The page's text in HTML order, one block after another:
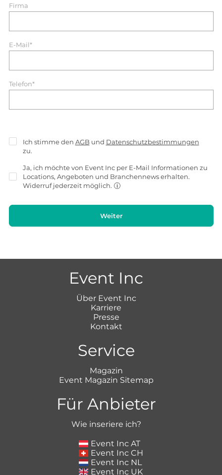
Firma
E-Mail*
Telefon*
Ich stimme den AGB und Datenschutzbestimmungen
zu.
Ja, ich möchte von Event Inc per E-Mail Informationen zu
Locations, Angeboten und Branchennews erhalten.
Widerruf jederzeit möglich.
Weiter
Event Inc
Über Event Inc
Karriere
Presse
Kontakt
Service
Magazin
Event Magazin Sitemap
Für Anbieter
Wie inseriere ich?
Event Inc AT
Event Inc CH
Event Inc NL
Event Inc UK